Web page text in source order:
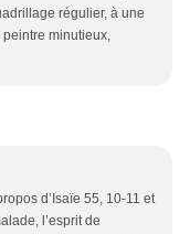
régulier, à une
minutieux,
d’Isaïe 55, 10-11 et
l’esprit de